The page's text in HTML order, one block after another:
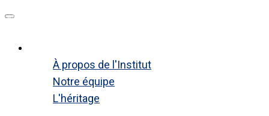
À propos de l'Institut
Notre équipe
L'héritage